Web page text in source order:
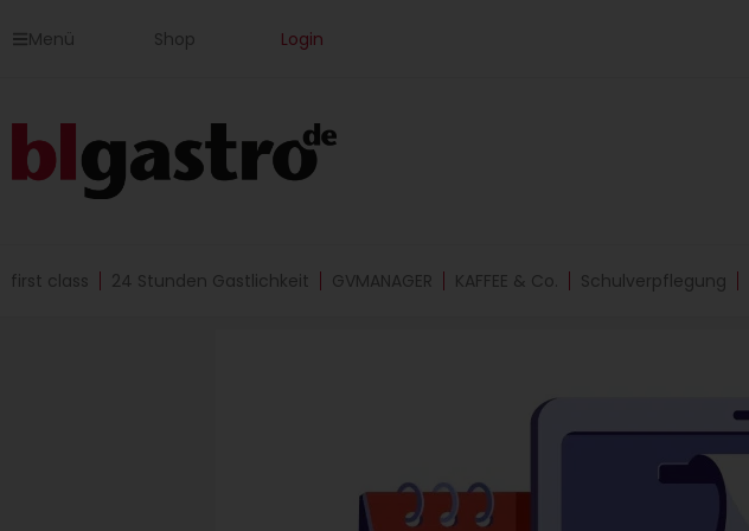
InhaltMenü Shop Login
first class 24 Stunden Gastlichkeit GVMANAGER KAFFEE & Co. Schulverpflegung